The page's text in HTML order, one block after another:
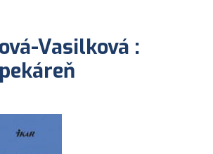
Vasilková :